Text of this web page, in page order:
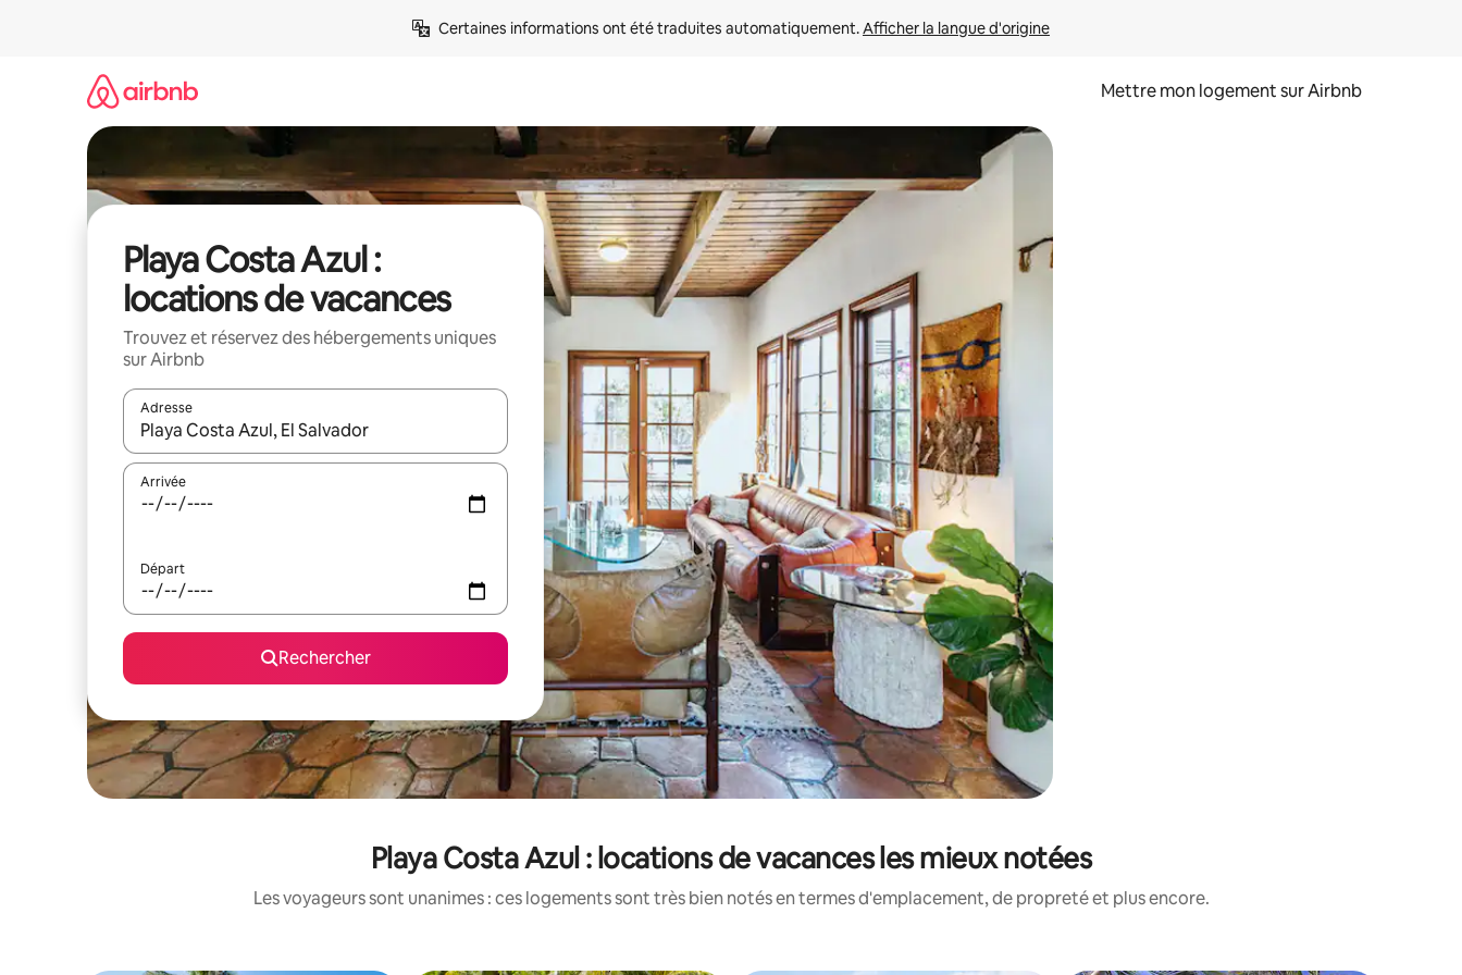
Certaines informations ont été traduites automatiquement. Afficher la langue d'origine
Mettre mon logement sur Airbnb
Playa Costa Azul :
locations de vacances
Trouvez et réservez des hébergements uniques
sur Airbnb
Adresse
Lorsque les résultats s'affichent, utilisez les flèches vers le haut et vers le bas pour les parcourir ou en appuyant et en faisant glisser.
Arrivée
Départ
Rechercher
Playa Costa Azul : locations de vacances les mieux notées
Les voyageurs sont unanimes : ces logements sont très bien notés en termes d'emplacement, de propreté et plus encore.